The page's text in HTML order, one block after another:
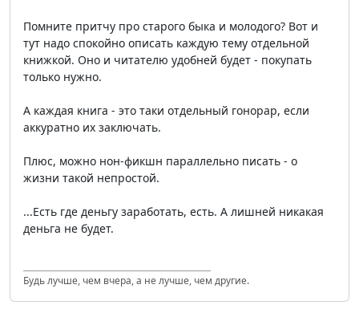
Помните притчу про старого быка и молодого? Вот и
тут надо спокойно описать каждую тему отдельной
книжкой. Оно и читателю удобней будет - покупать
только нужно.
А каждая книга - это таки отдельный гонорар, если
аккуратно их заключать.
Плюс, можно нон-фикшн параллельно писать - о
жизни такой непростой.
...Есть где деньгу заработать, есть. А лишней никакая
деньга не будет.
Будь лучше, чем вчера, а не лучше, чем другие.